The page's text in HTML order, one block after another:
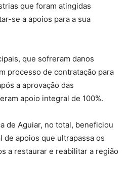
que foram atingidas
se a apoios para a sua
que sofreram danos
processo de contratação para
a aprovação das
apoio integral de 100%.
de Aguiar, no total, beneficiou
de apoios que ultrapassa os
a restaurar e reabilitar a região